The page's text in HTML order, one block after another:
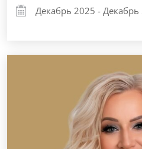
Декабрь 2025 - Декабрь